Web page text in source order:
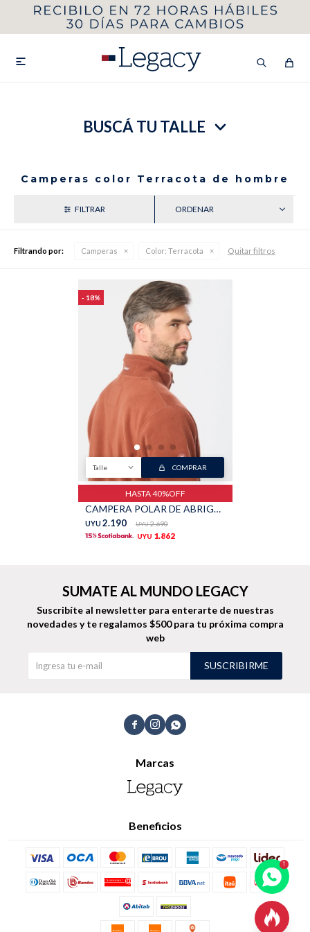

BUSCÁ TU TALLE
Camperas color Terracota de hombre
Filtrando por: Camperas Color: Terracota Quitar filtros
18
Talle COMPRAR
HASTA 40%OFF
CAMPERA POLAR DE ABRIGO - Terracota
UYU 2.190 UYU 2.690
UYU 1.862
  
Marcas
Beneficios
SUMATE AL MUNDO LEGACY
Suscribíte al newsletter para enterarte de nuestras
novedades y te regalamos $500 para tu próxima compra
web
SUSCRIBIRME

MI CUENTA
VER COLECCIÓN DE HOMBRE
Camisas
Pantalones
Chalecos
Shorts
Calzado
Bolsos y valijas Accesorios